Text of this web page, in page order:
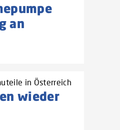
an
in Österreich
wieder